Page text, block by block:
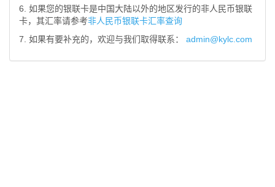
6. 如果您的银联卡是中国大陆以外的地区发行的非人民币银联
卡，其汇率请参考非人民币银联卡汇率查询
7. 如果有要补充的，欢迎与我们取得联系： admin@kylc.com